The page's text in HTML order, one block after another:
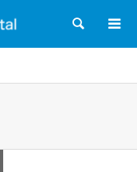
検索